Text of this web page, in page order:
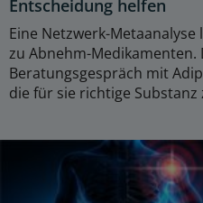
Entscheidung helfen
Eine Netzwerk-
zu Abnehm-
Beratungsgespräch mit
die für sie richtige Substanz